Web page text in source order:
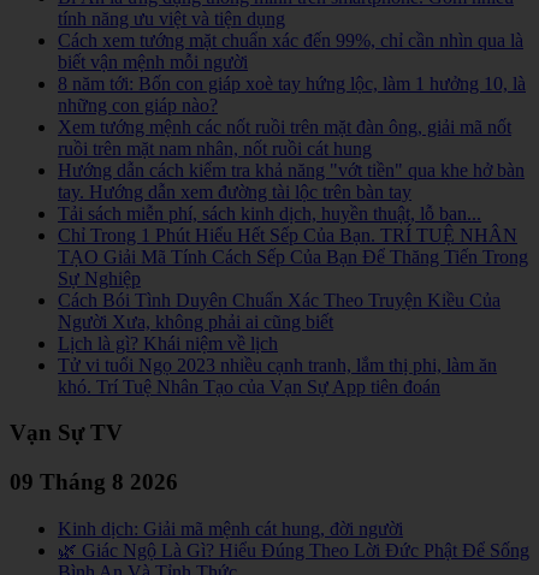
tính năng ưu việt và tiện dụng
Cách xem tướng mặt chuẩn xác đến 99%, chỉ cần nhìn qua là
biết vận mệnh mỗi người
8 năm tới: Bốn con giáp xoè tay hứng lộc, làm 1 hưởng 10, là
những con giáp nào?
Xem tướng mệnh các nốt ruồi trên mặt đàn ông, giải mã nốt
ruồi trên mặt nam nhân, nốt ruồi cát hung
Hướng dẫn cách kiểm tra khả năng "vớt tiền" qua khe hở bàn
tay. Hướng dẫn xem đường tài lộc trên bàn tay
Tải sách miễn phí, sách kinh dịch, huyền thuật, lỗ ban...
Chỉ Trong 1 Phút Hiểu Hết Sếp Của Bạn. TRÍ TUỆ NHÂN
TẠO Giải Mã Tính Cách Sếp Của Bạn Để Thăng Tiến Trong
Sự Nghiệp
Cách Bói Tình Duyên Chuẩn Xác Theo Truyện Kiều Của
Người Xưa, không phải ai cũng biết
Lịch là gì? Khái niệm về lịch
Tử vi tuổi Ngọ 2023 nhiều cạnh tranh, lắm thị phi, làm ăn
khó. Trí Tuệ Nhân Tạo của Vạn Sự App tiên đoán
Vạn Sự TV
09 Tháng 8 2026
Kinh dịch: Giải mã mệnh cát hung, đời người
🌿 Giác Ngộ Là Gì? Hiểu Đúng Theo Lời Đức Phật Để Sống